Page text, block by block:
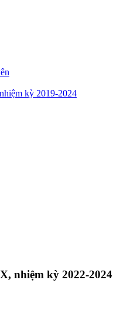
kỳ 2019-2024
nhiệm kỳ 2022-2024